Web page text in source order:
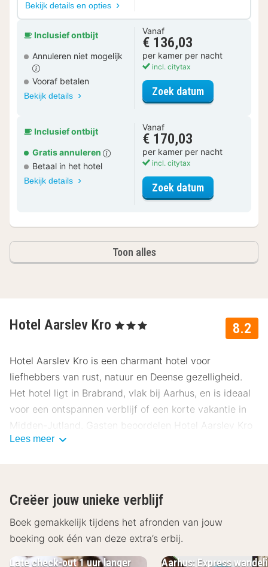
Bekijk details en opties
Inclusief ontbijt
Annuleren niet mogelijk
Vooraf betalen
Bekijk details
Vanaf
€ 136,03
per kamer per nacht
incl. citytax
Zoek datumvoor
Inclusief ontbijt
Gratis annuleren
Betaal in het hotel
Bekijk details
Vanaf
€ 170,03
per kamer per nacht
incl. citytax
Zoek datumvoor
Toon alles
8.2
Hotel Aarslev Kro , 3 Sterren
Hotel Aarslev Kro is een charmant hotel voor
liefhebbers van rust, natuur en Deense gezelligheid.
Het hotel ligt in Brabrand, vlak bij Aarhus, en is ideaal
voor een ontspannen verblijf of een korte vakantie in
Midden-Jutland. Gasten beoordelen Hotel Aarslev Kro
gemiddeld met een 8.2.
groene wijk vlak bij het centrum van Aarhus. Het hotel
is perfect voor wie natuur, wandel- en fietsroutes wil
combineren met stedelijke uitstapjes. Het centrum van
Lees meer
Creëer jouw unieke verblijf
Boek gemakkelijk tijdens het afronden van jouw
boeking ook één van deze extra’s erbij.
Aarhus: Express
Late check-out 1 uur langer